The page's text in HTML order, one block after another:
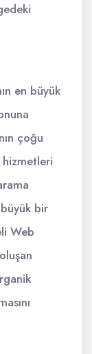
en büyük
çoğu
hizmetleri
bir
Web